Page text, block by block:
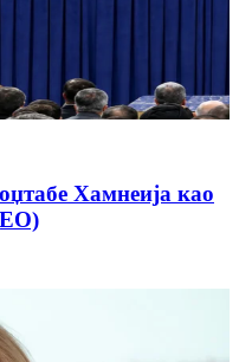
Хамнеија као